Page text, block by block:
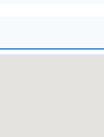
心して宿泊できます。